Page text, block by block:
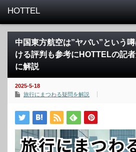
中国東方航空は”ヤバい”という
ける評判も参考にHOTTELの記
に解説
2025-5-18
旅行にまつわる疑問を解説